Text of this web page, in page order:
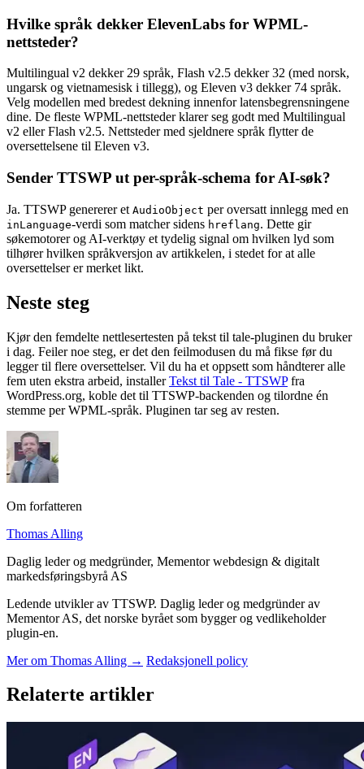
Hvilke språk dekker ElevenLabs for WPML-
nettsteder?
Multilingual v2 dekker 29 språk, Flash v2.5 dekker 32 (med norsk,
ungarsk og vietnamesisk i tillegg), og Eleven v3 dekker 74 språk.
Velg modellen med bredest dekning innenfor latensbegrensningene
dine. De fleste WPML-nettsteder klarer seg godt med Multilingual
v2 eller Flash v2.5. Nettsteder med sjeldnere språk flytter de
oversettelsene til Eleven v3.
Sender TTSWP ut per-språk-schema for AI-søk?
Ja. TTSWP genererer et AudioObject per oversatt innlegg med en
inLanguage-verdi som matcher sidens hreflang. Dette gir
søkemotorer og AI-verktøy et tydelig signal om hvilken lyd som
tilhører hvilken språkversjon av artikkelen, i stedet for at alle
oversettelser er merket likt.
Neste steg
Kjør den femdelte nettlesertesten på tekst til tale-pluginen du bruker
i dag. Feiler noe steg, er det den feilmodusen du må fikse før du
legger til flere oversettelser. Vil du ha et oppsett som håndterer alle
fem uten ekstra arbeid, installerTekst til Tale - TTSWPfra
WordPress.org, koble det til TTSWP-backenden og tilordne én
stemme per WPML-språk. Pluginen tar seg av resten.
Om forfatteren
Thomas Alling
Daglig leder og medgründer, Mementor webdesign & digitalt
markedsføringsbyrå AS
Ledende utvikler av TTSWP. Daglig leder og medgründer av
Mementor AS, det norske byrået som bygger og vedlikeholder
plugin-en.
Mer om Thomas Alling → Redaksjonell policy
Relaterte artikler